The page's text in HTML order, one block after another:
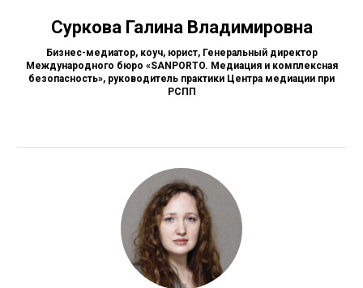
Суркова Галина Владимировна
Бизнес-медиатор, коуч, юрист, Генеральный директор
Международного бюро «SANPORTO. Медиация и комплексная
безопасность», руководитель практики Центра медиации при
РСПП